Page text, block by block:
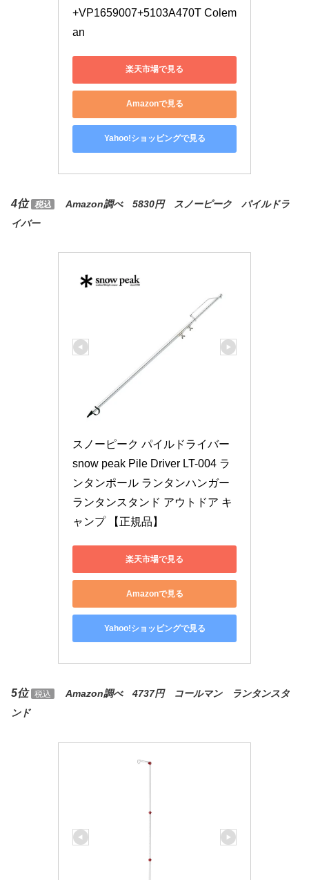
+VP1659007+5103A470T Colem
an
楽天市場で見る
Amazonで見る
Yahoo!ショッピングで見る
4位 税込
Amazon調べ 5830円 スノーピーク パイルドラ
イバー
スノーピーク パイルドライバー
snow peak Pile Driver LT-004 ラ
ンタンポール ランタンハンガー
ランタンスタンド アウトドア キ
ャンプ 【正規品】
楽天市場で見る
Amazonで見る
Yahoo!ショッピングで見る
5位 税込
Amazon調べ 4737円 コールマン ランタンスタ
ンド